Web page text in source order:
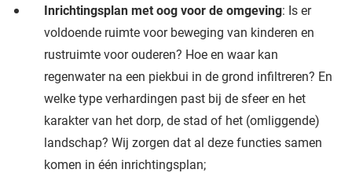
Inrichtingsplan met oog voor de omgeving: Is er
voldoende ruimte voor beweging van kinderen en
rustruimte voor ouderen? Hoe en waar kan
regenwater na een piekbui in de grond infiltreren? En
welke type verhardingen past bij de sfeer en het
karakter van het dorp, de stad of het (omliggende)
landschap? Wij zorgen dat al deze functies samen
komen in één inrichtingsplan;